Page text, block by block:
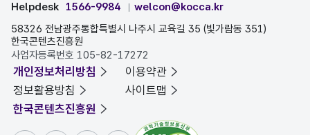
Helpdesk 1566-9984
welcon@kocca.kr
58326 전남광주통합특별시 나주시 교육길 35 (빛가람동 351)
한국콘텐츠진흥원
사업자등록번호 105-82-17272
개인정보처리방침
이용약관
정보활용방침
사이트맵
한국콘텐츠진흥원